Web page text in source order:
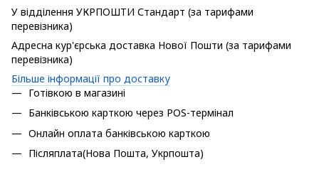
У відділення УКРПОШТИ Стандарт (за тарифами
перевізника)
Адресна кур'єрська доставка Нової Пошти (за тарифами
перевізника)
Більше інформації про доставку
Готівкою в магазині
Банківською карткою через POS-термінал
Онлайн оплата банківською карткою
Післяплата(Нова Пошта, Укрпошта)